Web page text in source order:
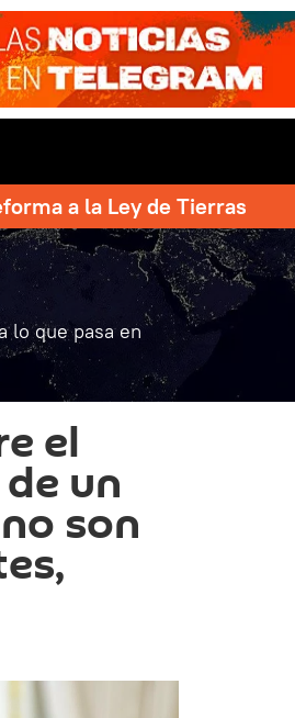
a la Ley de Tierras
lo que pasa en
el
un
son